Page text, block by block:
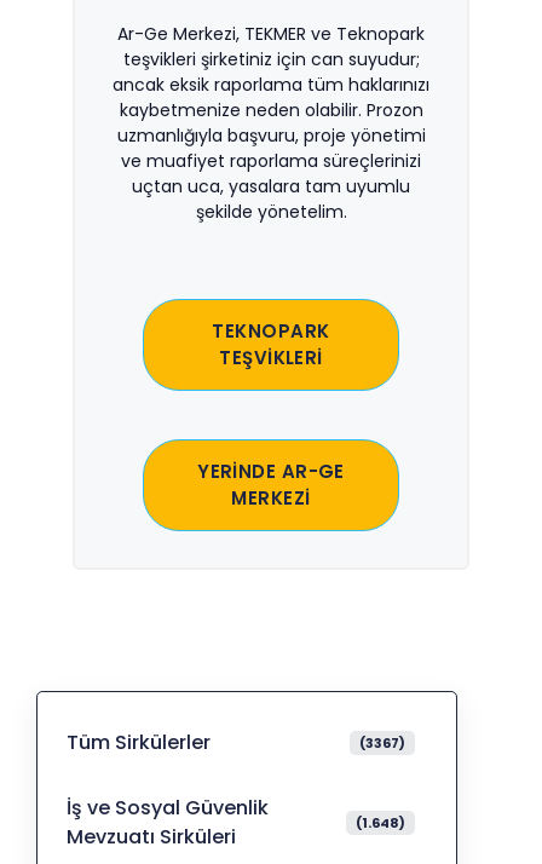
Ar-Ge Merkezi, TEKMER ve Teknopark
teşvikleri şirketiniz için can suyudur;
ancak eksik raporlama tüm haklarınızı
kaybetmenize neden olabilir. Prozon
uzmanlığıyla başvuru, proje yönetimi
ve muafiyet raporlama süreçlerinizi
uçtan uca, yasalara tam uyumlu
şekilde yönetelim.
TEKNOPARK
TEŞVİKLERİ
YERİNDE AR-GE
MERKEZİ
Tüm Sirkülerler (3367)
İş ve Sosyal Güvenlik
Mevzuatı Sirküleri
(1.648)